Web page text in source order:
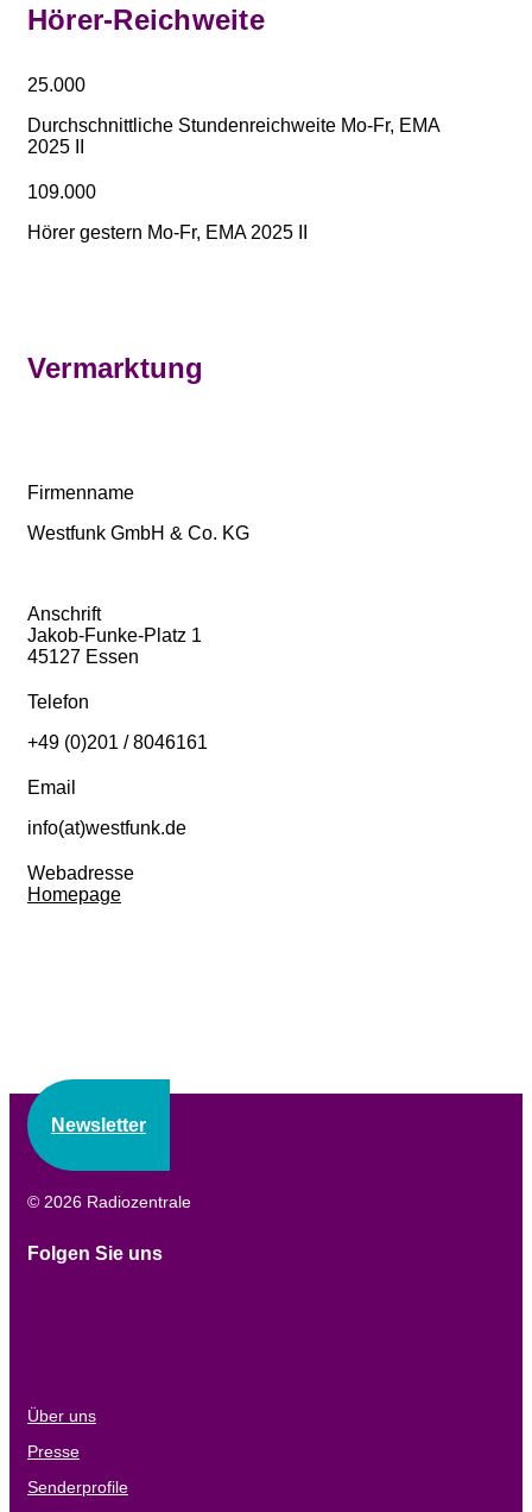
Hörer-Reichweite
25.000
Durchschnittliche Stundenreichweite Mo-Fr, EMA
2025 II
109.000
Hörer gestern Mo-Fr, EMA 2025 II
Vermarktung
Firmenname
Westfunk GmbH & Co. KG
Anschrift
Jakob-Funke-Platz 1
45127 Essen
Telefon
+49 (0)201 / 8046161
Email
info(at)westfunk.de
Webadresse
Homepage
Newsletter
© 2026 Radiozentrale
Folgen Sie uns
Über uns
Presse
Senderprofile